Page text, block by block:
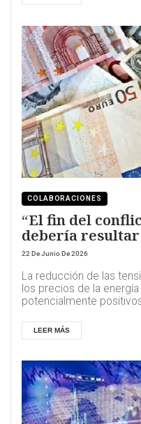
COLABORACIONES
“El fin del
debería
euro”
22 De Junio De 2026
La reducción de las
los precios de la
potencialmente
LEER MÁS